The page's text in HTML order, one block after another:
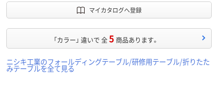
マイカタログへ登録
「カラー」 違いで 全5 商品あります。
ニシキ工業のフォールディングテーブル/研修用テーブル/折りたた
みテーブルを全て見る